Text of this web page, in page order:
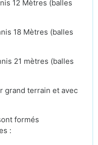
12 Mètres (balles
18 Mètres (balles
21 mètres (balles
grand terrain et avec
formés
: